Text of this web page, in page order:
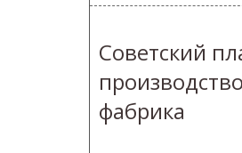
Советский
фабрика